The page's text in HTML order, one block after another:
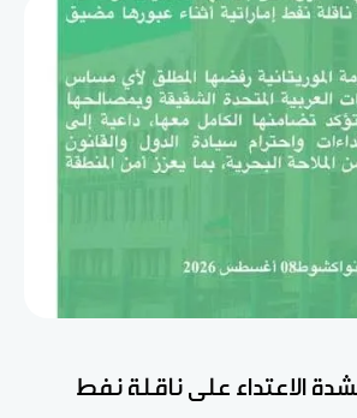
الاعتداء على ناقلة نفط